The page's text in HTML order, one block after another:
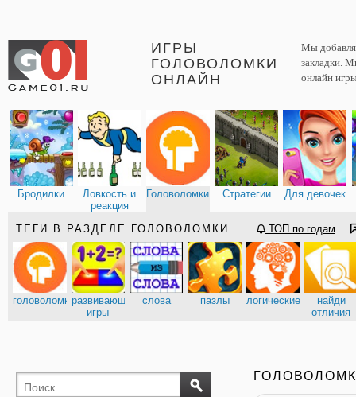
ИГРЫ
ГОЛОВОЛОМКИ
ОНЛАЙН
Мы
закладки.
онлайн
Бродилки
Ловкость и
реакция
Головоломки Стратегии Для девочек
ТЕГИ В РАЗДЕЛЕ ГОЛОВОЛОМКИ ТОП по годам
головоломкиразвивающие
игры
слова пазлы логические
найди
отличия